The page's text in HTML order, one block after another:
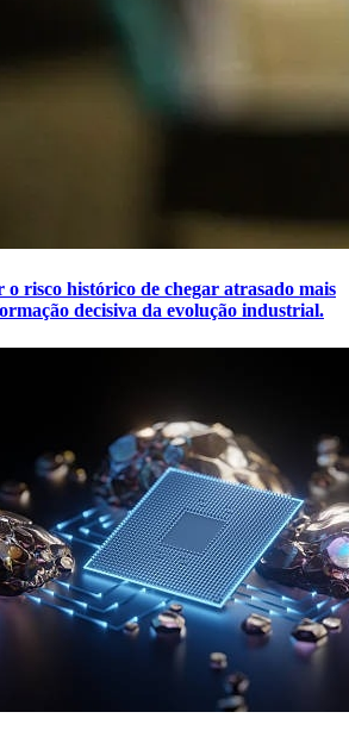
risco histórico de chegar atrasado mais
decisiva da evolução industrial.